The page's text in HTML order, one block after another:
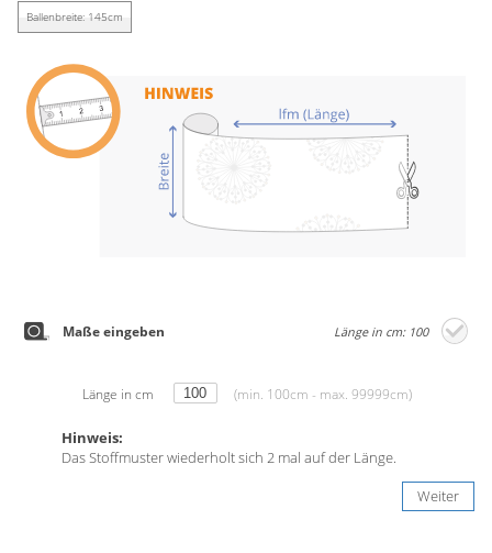
Gardinenstange
Stoffe
Panneaux
Ballenbreite: 145cm
Maße eingeben Länge in cm: 100
Länge in cm (min. 100cm - max. 99999cm)
Hinweis:
Das Stoffmuster wiederholt sich 2 mal auf der Länge.
Weiter